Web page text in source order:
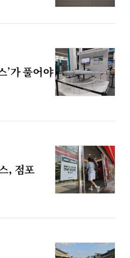
’가 풀어야
, 점포